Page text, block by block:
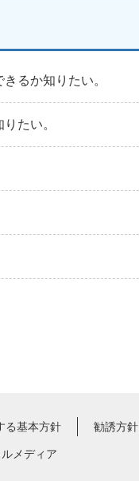
るか知りたい。
たい。
る基本方針 勧誘方針
メディア